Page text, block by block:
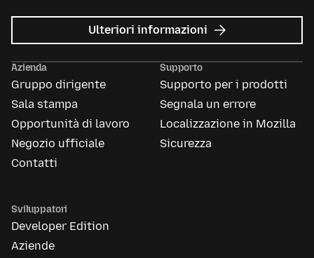
Ulteriori informazioni su
Mozilla
Azienda
Gruppo dirigente
Sala stampa
Opportunità di lavoro
Negozio ufficiale
Contatti
Supporto
Supporto per i prodotti
Segnala un errore
Localizzazione in Mozilla
Sicurezza
Sviluppatori
Developer Edition
Aziende